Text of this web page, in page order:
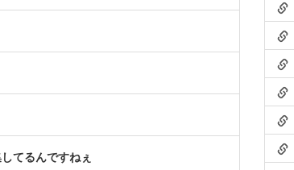
てるんですねぇ